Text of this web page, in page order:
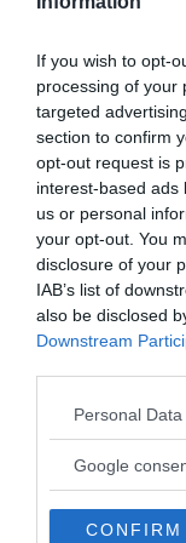
If you wish to opt-
processing of your
targeted
section to confirm
opt-out request is
interest-based ads
us or personal
your opt-out. You
disclosure of your
IAB’s list of
also be disclosed
Downstream
Please note that
not limited to your
use your data for
consent section.
Personal
Google
CONFIRM
Terminologia
APPRENDIMENTO
Voti a
ATTEGGIAMENTO
PSICOLOGIA
Pensiero
rivelarsi